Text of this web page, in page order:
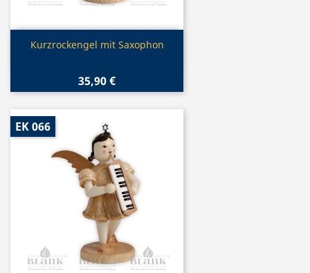
Vorschau
Kurzrockengel mit Saxophon
35,90 €
EK 066